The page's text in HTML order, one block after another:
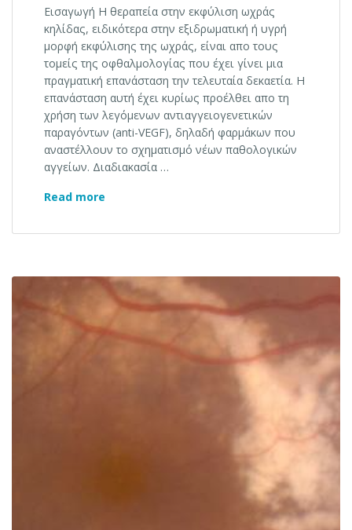
Εισαγωγή Η θεραπεία στην εκφύλιση ωχράς
κηλίδας, ειδικότερα στην εξιδρωματική ή υγρή
μορφή εκφύλισης της ωχράς, είναι απο τους
τομείς της οφθαλμολογίας που έχει γίνει μια
πραγματική επανάσταση την τελευταία δεκαετία. Η
επανάσταση αυτή έχει κυρίως προέλθει απο τη
χρήση των λεγόμενων αντιαγγειογενετικών
παραγόντων (anti-VEGF), δηλαδή φαρμάκων που
αναστέλλουν το σχηματισμό νέων παθολογικών
αγγείων. Διαδιακασία …
Read more